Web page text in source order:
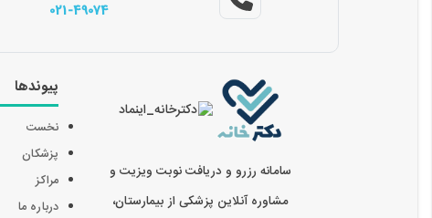
021-49074
سامانه رزرو و دریافت نوبت ویزیت و
مشاوره آنلاین پزشکی از بیمارستان،
پیوندها
نخست
پزشکان
مراکز
درباره ما